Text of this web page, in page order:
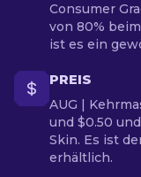
Consumer
von 80%
ist es ein
PREIS
AUG |
und $0.50
Skin. Es ist
erhältlich.